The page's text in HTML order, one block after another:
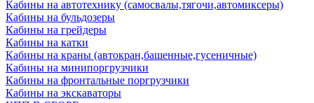
Кабины на автотехнику (самосвалы,тягочи,автомиксеры)
Кабины на бульдозеры
Кабины на грейдеры
Кабины на катки
Кабины на краны (автокран,башенные,гусеничные)
Кабины на минипоргрузчики
Кабины на фронтальные поргрузчики
Кабины на экскаваторы